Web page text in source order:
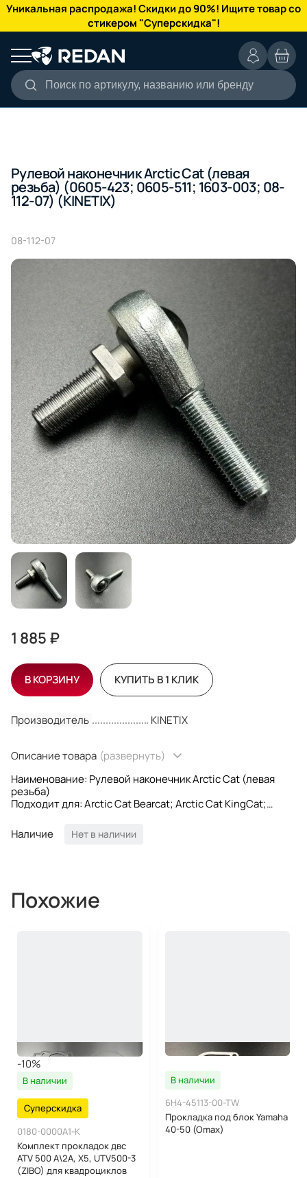
Уникальная распродажа! Скидки до 90%! Ищите товар со
стикером "Суперскидка"!
Поиск по артикулу, названию или бренду
КАТАЛОГ
Рулевой наконечник Arctic Cat (левая
резьба) (0605-423; 0605-511; 1603-003; 08-
112-07) (KINETIX)
08-112-07
Производитель KINETIX
Описание товара (развернуть)
Наименование: Рулевой наконечник Arctic Cat (левая
резьба)
Подходит для: Arctic Cat Bearcat; Arctic Cat KingCat;
Panther; Arctic Cat Thundercat; Arctic Cat Z-series; Arctic
Cat ZR-series; Arctic Ca ZRT-series.
Наличие Нет в наличии
1 885 ₽
В КОРЗИНУ КУПИТЬ В 1 КЛИК
Похожие
-10%
В наличии
Суперскидка
0180-0000A1-K
Комплект прокладок двс
ATV 500 A\2A, X5, UTV500-3
(ZIBO) для квадроциклов
В наличии
6H4-45113-00-TW
Прокладка под блок Yamaha
40-50 (Omax)